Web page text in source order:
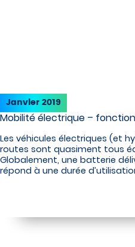
Janvier 2019
Mobilité électrique –
Les véhicules électriques (et
routes sont quasiment tous
Globalement, une batterie
répond à une durée